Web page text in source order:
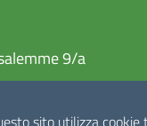
sito utilizza cookie
9/a